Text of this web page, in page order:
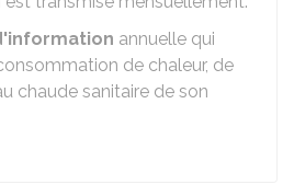
annuelle qui
de chaleur, de
chaude sanitaire de son